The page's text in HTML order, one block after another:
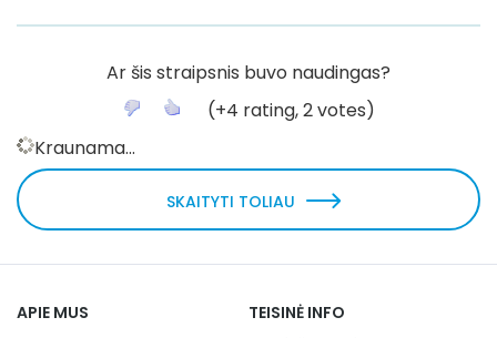
Ar šis straipsnis buvo naudingas?
(+4 rating,2votes)
Kraunama...
SKAITYTI TOLIAU
APIE MUS
TEISINĖ INFO